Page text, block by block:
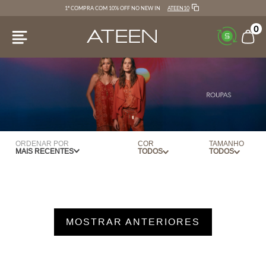
1ª COMPRA COM 10% OFF NO NEW IN ATEEN10
0
ORDENAR POR
MAIS RECENTES
COR
AZUL CLARO
BEGE
TAMANHO
MOSTRAR ANTERIORES